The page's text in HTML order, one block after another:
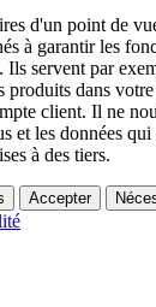
d'un point de
à garantir les
Ils servent par
produits dans
client. Il ne
et les données
à des tiers.
Accepter